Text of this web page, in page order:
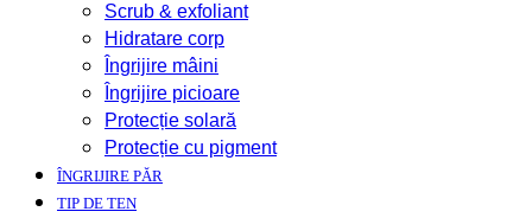
Scrub & exfoliant
Hidratare corp
Îngrijire mâini
Îngrijire picioare
Protecție solară
Protecție cu pigment
ÎNGRIJIRE PĂR
TIP DE TEN